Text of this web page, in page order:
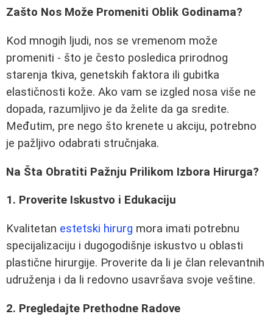
Zašto Nos Može Promeniti Oblik Godinama?
Kod mnogih ljudi, nos se vremenom može
promeniti - što je često posledica prirodnog
starenja tkiva, genetskih faktora ili gubitka
elastičnosti kože. Ako vam se izgled nosa više ne
dopada, razumljivo je da želite da ga sredite.
Međutim, pre nego što krenete u akciju, potrebno
je pažljivo odabrati stručnjaka.
Na Šta Obratiti Pažnju Prilikom Izbora Hirurga?
1. Proverite Iskustvo i Edukaciju
Kvalitetan estetski hirurg mora imati potrebnu
specijalizaciju i dugogodišnje iskustvo u oblasti
plastične hirurgije. Proverite da li je član relevantnih
udruženja i da li redovno usavršava svoje veštine.
2. Pregledajte Prethodne Radove